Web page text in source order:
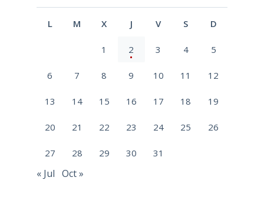
L M X J V S D
1 2 3 4 5
6 7 8 9 10 11 12
13 14 15 16 17 18 19
20 21 22 23 24 25 26
27 28 29 30 31
« Jul Oct »